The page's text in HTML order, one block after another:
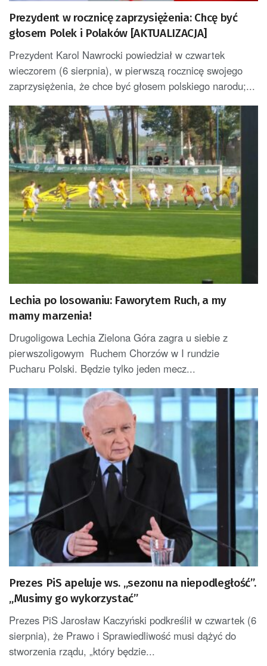
Prezydent w rocznicę zaprzysiężenia: Chcę być
głosem Polek i Polaków [AKTUALIZACJA]
Prezydent Karol Nawrocki powiedział w czwartek
wieczorem (6 sierpnia), w pierwszą rocznicę swojego
zaprzysiężenia, że chce być głosem polskiego narodu;...
Lechia po losowaniu: Faworytem Ruch, a my
mamy marzenia!
Drugoligowa Lechia Zielona Góra zagra u siebie z
pierwszoligowym Ruchem Chorzów w I rundzie
Pucharu Polski. Będzie tylko jeden mecz...
Prezes PiS apeluje ws. „sezonu na niepodległość”.
„Musimy go wykorzystać”
Prezes PiS Jarosław Kaczyński podkreślił w czwartek (6
sierpnia), że Prawo i Sprawiedliwość musi dążyć do
stworzenia rządu, „który będzie...